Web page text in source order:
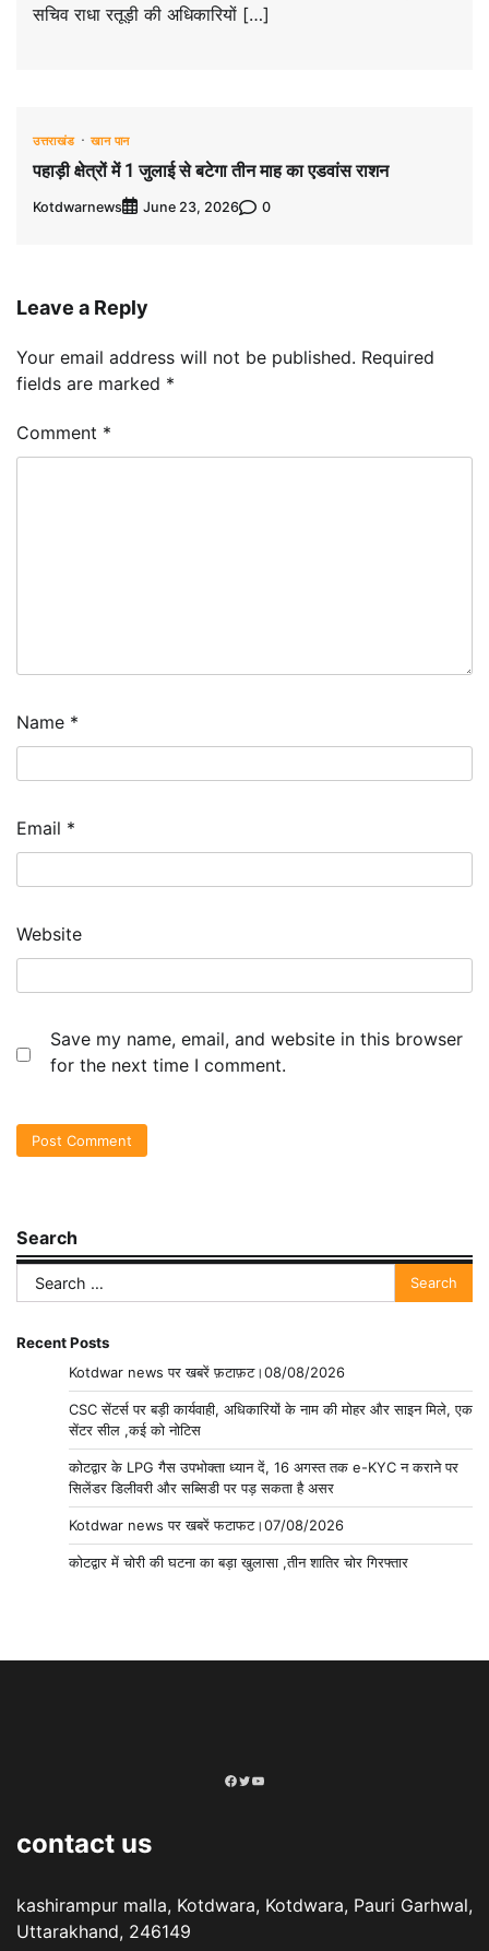
सचिव राधा रतूड़ी की अधिकारियों […]
उत्तराखंड खान पान
पहाड़ी क्षेत्रों में 1 जुलाई से बटेगा तीन माह का एडवांस राशन
Kotdwarnews June 23, 2026 0
Leave a Reply
Your email address will not be published. Required
fields are marked *
Comment *
Name *
Email *
Website
Save my name, email, and website in this browser
for the next time I comment.
Search
Search
for:
Recent Posts
Kotdwar news पर खबरें फ़टाफ़ट।08/08/2026
CSC सेंटर्स पर बड़ी कार्यवाही, अधिकारियों के नाम की मोहर और साइन मिले, एक
सेंटर सील ,कई को नोटिस
कोटद्वार के LPG गैस उपभोक्ता ध्यान दें, 16 अगस्त तक e-KYC न कराने पर
सिलेंडर डिलीवरी और सब्सिडी पर पड़ सकता है असर
Kotdwar news पर खबरें फटाफट।07/08/2026
कोटद्वार में चोरी की घटना का बड़ा खुलासा ,तीन शातिर चोर गिरफ्तार
Facebook
Twitter
YouTube
contact us
kashirampur malla, Kotdwara, Kotdwara, Pauri Garhwal,
Uttarakhand, 246149